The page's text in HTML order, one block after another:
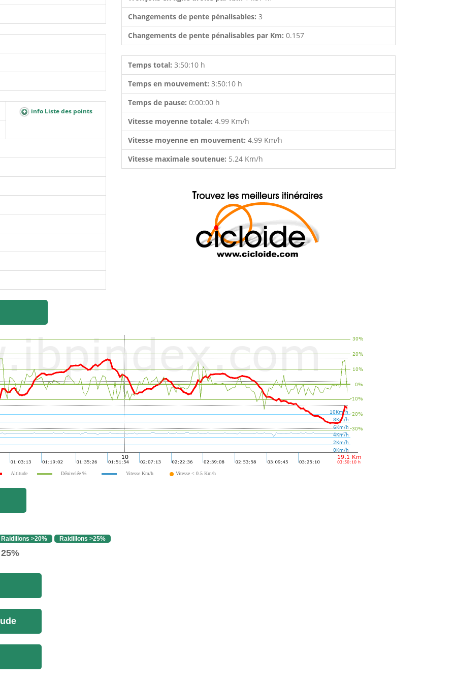
info Liste des points
Changements de pente pénalisables: 3
Changements de pente pénalisables par Km: 0.157
Temps total: 3:50:10 h
Temps en mouvement: 3:50:10 h
Temps de pause: 0:00:00 h
Vitesse moyenne totale: 4.99 Km/h
Vitesse moyenne en mouvement: 4.99 Km/h
Vitesse maximale soutenue: 5.24 Km/h
Altitude Dénivelée % Vitesse Km/h Vitesse < 0.5 Km/h
Raidillons >20% Raidillons >25%